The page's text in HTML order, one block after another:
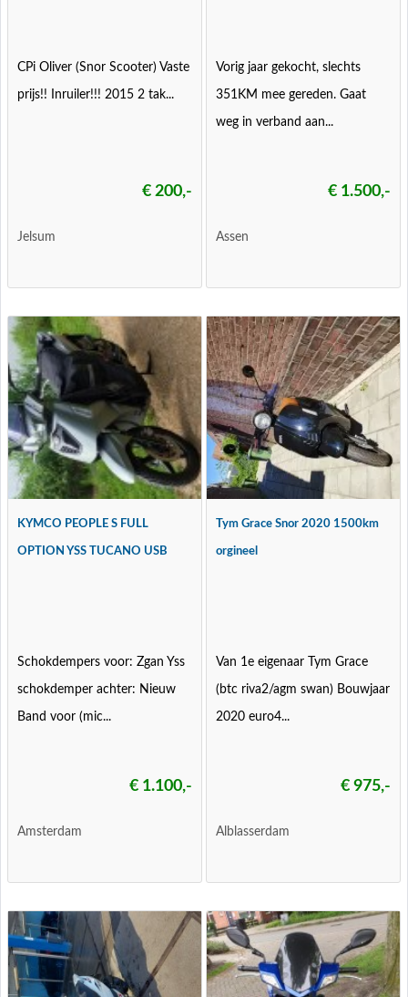
CPi Oliver (Snor Scooter) Vaste
prijs!! Inruiler!!! 2015 2 tak...
€ 200,-
Jelsum
Vorig jaar gekocht, slechts
351KM mee gereden. Gaat
weg in verband aan...
€ 1.500,-
Assen
KYMCO PEOPLE S FULL
OPTION YSS TUCANO USB
Schokdempers voor: Zgan Yss
schokdemper achter: Nieuw
Band voor (mic...
€ 1.100,-
Amsterdam
Tym Grace Snor 2020 1500km
orgineel
Van 1e eigenaar Tym Grace
(btc riva2/agm swan) Bouwjaar
2020 euro4...
€ 975,-
Alblasserdam